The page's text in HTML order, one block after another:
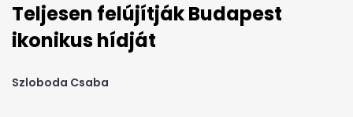
Teljesen felújítják Budapest
ikonikus hídját
Szloboda Csaba